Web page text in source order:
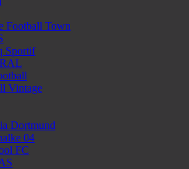
Football Town
Sportif
Vintage
Dortmund
04
FC